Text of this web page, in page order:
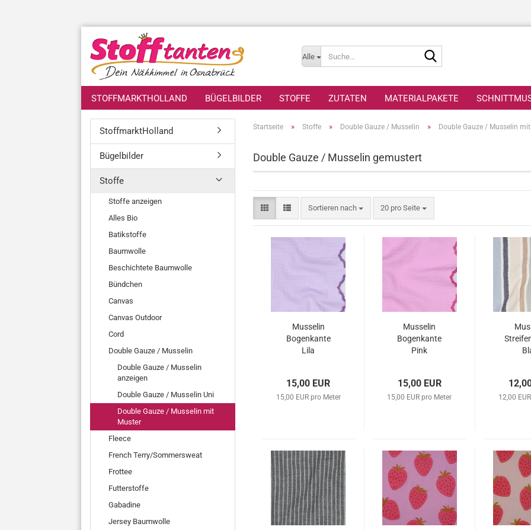
Alle
STOFFMARKTHOLLAND BÜGELBILDER STOFFE ZUTATEN MATERIALPAKETE
Startseite » Stoffe » Double Gauze / Musselin » Double Gauze / Musselin
Double Gauze / Musselin gemustert
Sortieren nach
Sortieren nach 20 pro Seite
pro Seite
Musselin
Bogenkante
Lila
15,00 EUR
15,00 EUR pro Meter
Musselin
Bogenkante
Pink
15,00 EUR
15,00 EUR pro Meter 12,00
StoffmarktHolland
Bügelbilder
Stoffe
Stoffe anzeigen
Alles Bio
Batikstoffe
Baumwolle
Beschichtete Baumwolle
Bündchen
Canvas
Canvas Outdoor
Cord
Double Gauze / Musselin
Double Gauze / Musselin
anzeigen
Double Gauze / Musselin Uni
Double Gauze / Musselin mit
Muster
Fleece
French Terry/Sommersweat
Frottee
Futterstoffe
Gabadine
Jersey Baumwolle